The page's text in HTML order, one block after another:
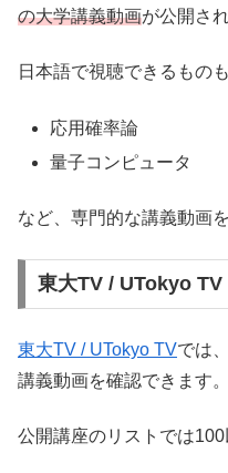
の大学講義動画が公開さ
日本語で視聴できるものも
応用確率論
量子コンピュータ
など、専門的な講義動画
東大TV / UTokyo TV
東大TV / UTokyo TVでは、
講義動画を確認できます。
公開講座のリストでは100